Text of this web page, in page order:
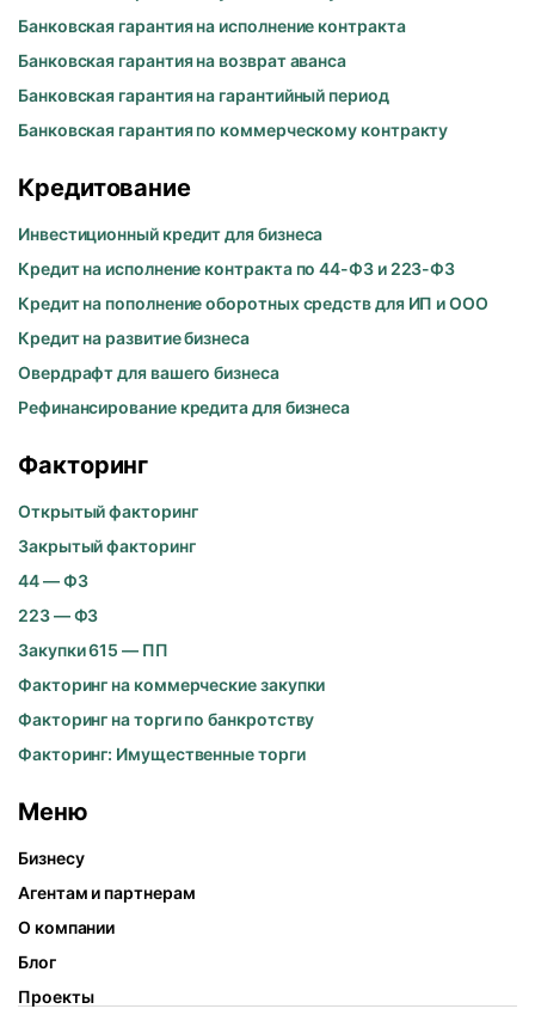
Банковская гарантия на исполнение контракта
Банковская гарантия на возврат аванса
Банковская гарантия на гарантийный период
Банковская гарантия по коммерческому контракту
Кредитование
Инвестиционный кредит для бизнеса
Кредит на исполнение контракта по 44-ФЗ и 223-ФЗ
Кредит на пополнение оборотных средств для ИП и ООО
Кредит на развитие бизнеса
Овердрафт для вашего бизнеса
Рефинансирование кредита для бизнеса
Факторинг
Открытый факторинг
Закрытый факторинг
44 — ФЗ
223 — ФЗ
Закупки 615 — ПП
Факторинг на коммерческие закупки
Факторинг на торги по банкротству
Факторинг: Имущественные торги
Меню
Бизнесу
Агентам и партнерам
О компании
Блог
Проекты